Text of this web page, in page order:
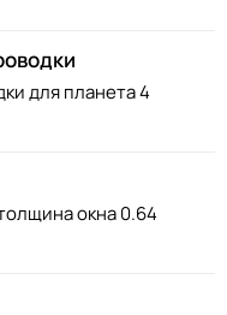
для планета 4
окна 0.64